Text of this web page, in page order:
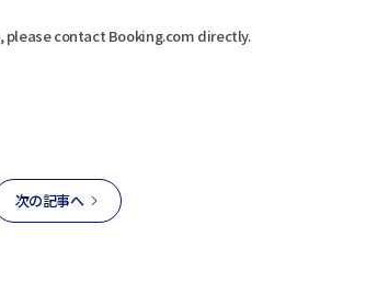
please contact Booking.com directly.
次の記事へ